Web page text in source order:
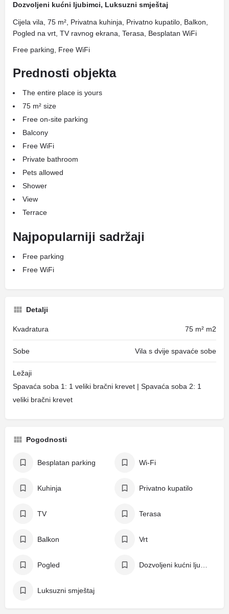
Dozvoljeni kućni ljubimci, Luksuzni smještaj
Cijela vila, 75 m², Privatna kuhinja, Privatno kupatilo, Balkon,
Pogled na vrt, TV ravnog ekrana, Terasa, Besplatan WiFi
Free parking, Free WiFi
Prednosti objekta
The entire place is yours
75 m² size
Free on-site parking
Balcony
Free WiFi
Private bathroom
Pets allowed
Shower
View
Terrace
Najpopularniji sadržaji
Free parking
Free WiFi
Detalji
Kvadratura 75 m² m2
Sobe Vila s dvije spavaće sobe
Ležaji
Spavaća soba 1: 1 veliki bračni krevet | Spavaća soba 2: 1
veliki bračni krevet
Pogodnosti
Besplatan parking Wi-Fi
Kuhinja Privatno kupatilo
TV Terasa
Balkon Vrt
Pogled
Luksuzni smještaj